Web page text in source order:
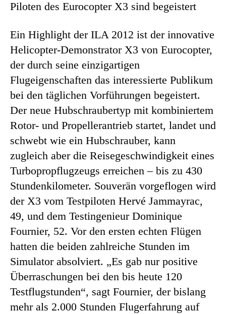
Piloten des Eurocopter X3 sind begeistert
Ein Highlight der ILA 2012 ist der innovative
Helicopter-Demonstrator X3 von Eurocopter,
der durch seine einzigartigen
Flugeigenschaften das interessierte Publikum
bei den täglichen Vorführungen begeistert.
Der neue Hubschraubertyp mit kombiniertem
Rotor- und Propellerantrieb startet, landet und
schwebt wie ein Hubschrauber, kann
zugleich aber die Reisegeschwindigkeit eines
Turbopropflugzeugs erreichen – bis zu 430
Stundenkilometer. Souverän vorgeflogen wird
der X3 vom Testpiloten Hervé Jammayrac,
49, und dem Testingenieur Dominique
Fournier, 52. Vor den ersten echten Flügen
hatten die beiden zahlreiche Stunden im
Simulator absolviert. „Es gab nur positive
Überraschungen bei den bis heute 120
Testflugstunden“, sagt Fournier, der bislang
mehr als 2.000 Stunden Flugerfahrung auf